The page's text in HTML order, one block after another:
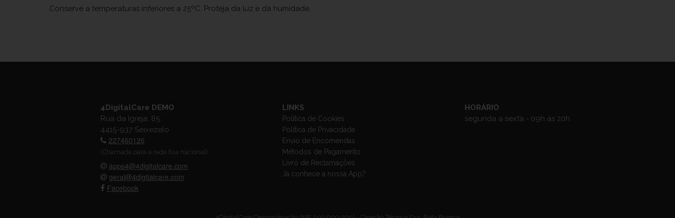
Conserve a temperaturas inferiores a 25ºC. Proteja da luz e da humidade.
4DigitalCare DEMO
Rua da Igreja, 85
4415-937 Seixezelo
227460126
(Chamada para a rede fixa nacional)
apps4@4digitalcare.com
geral@4digitalcare.com
Facebook
LINKS
Política de Cookies
Política de Privacidade
Envio de Encomendas
Métodos de Pagamento
Livro de Reclamações
Já conhece a nossa App?
HORÁRIO
segunda a sexta - 09h às 20h